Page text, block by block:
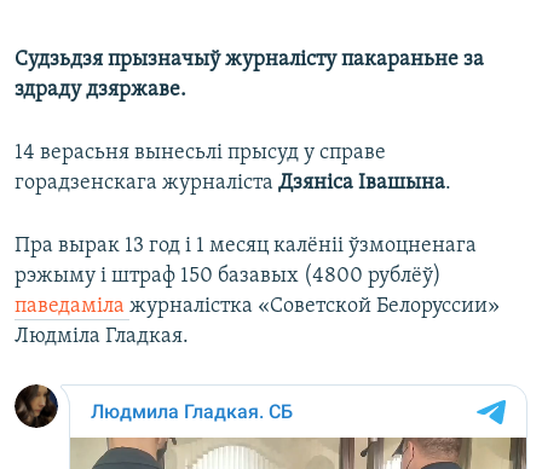
Судзьдзя прызначыў журналісту пакараньне за
здраду дзяржаве.
14 верасьня вынесьлі прысуд у справе
горадзенскага журналіста Дзяніса Івашына.
Пра вырак 13 год і 1 месяц калёніі ўзмоцненага
рэжыму і штраф 150 базавых (4800 рублёў)
паведаміла журналістка «Советской Белоруссии»
Людміла Гладкая.